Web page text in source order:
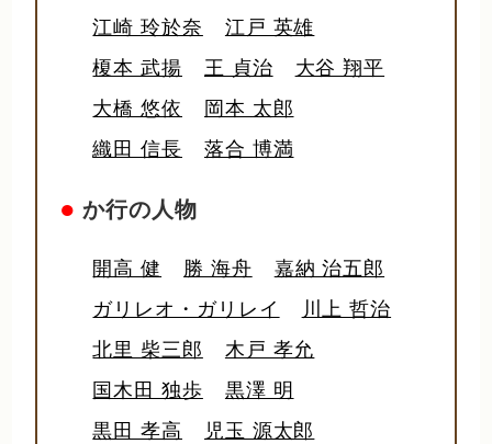
江崎 玲於奈
江戸 英雄
榎本 武揚
王 貞治
大谷 翔平
大橋 悠依
岡本 太郎
織田 信長
落合 博満
● か行の人物
開高 健 勝 海舟
嘉納 治五郎
ガリレオ・ガリレイ
川上 哲治
北里 柴三郎
木戸 孝允
国木田 独歩
黒澤 明
黒田 孝高
児玉 源太郎